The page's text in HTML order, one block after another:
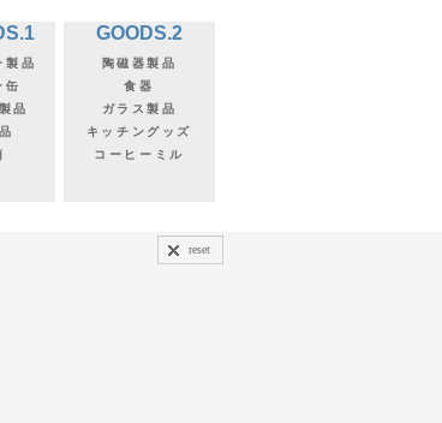
製品
缶
品
GOODS.2
陶磁器製品
食器
ガラス製品
キッチングッズ
コーヒーミル
reset